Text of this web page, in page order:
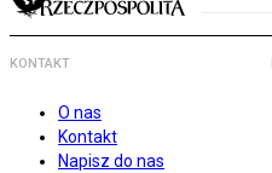
KONTAKT
O nas
Kontakt
Napisz do nas